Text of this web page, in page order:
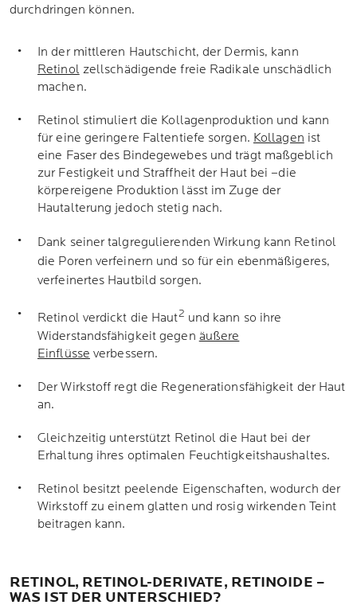
durchdringen können.
In der mittleren Hautschicht, der Dermis, kann
Retinol zellschädigende freie Radikale unschädlich
machen.
Retinol stimuliert die Kollagenproduktion und kann
für eine geringere Faltentiefe sorgen. Kollagen ist
eine Faser des Bindegewebes und trägt maßgeblich
zur Festigkeit und Straffheit der Haut bei –die
körpereigene Produktion lässt im Zuge der
Hautalterung jedoch stetig nach.
Dank seiner talgregulierenden Wirkung kann Retinol
die Poren verfeinern und so für ein ebenmäßigeres,
verfeinertes Hautbild sorgen.
Retinol verdickt die Haut2 und kann so ihre
Widerstandsfähigkeit gegen äußere
Einflüsse verbessern.
Der Wirkstoff regt die Regenerationsfähigkeit der Haut
an.
Gleichzeitig unterstützt Retinol die Haut bei der
Erhaltung ihres optimalen Feuchtigkeitshaushaltes.
Retinol besitzt peelende Eigenschaften, wodurch der
Wirkstoff zu einem glatten und rosig wirkenden Teint
beitragen kann.
RETINOL, RETINOL-DERIVATE, RETINOIDE –
WAS IST DER UNTERSCHIED?